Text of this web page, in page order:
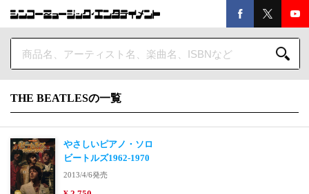
THE BEATLESの一覧
やさしいピアノ・ソロ
ビートルズ1962-1970
2013/4/6発売